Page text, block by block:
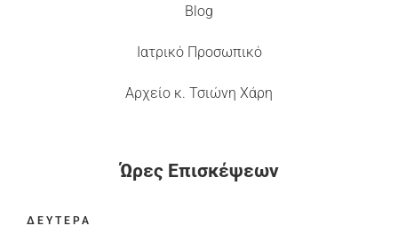
Blog
Ιατρικό Προσωπικό
Αρχείο κ. Τσιώνη Χάρη
Ώρες Επισκέψεων
ΔΕΥΤΕΡΑ